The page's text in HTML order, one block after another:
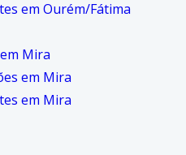
em Ourém/Fátima
Mira
em Mira
em Mira